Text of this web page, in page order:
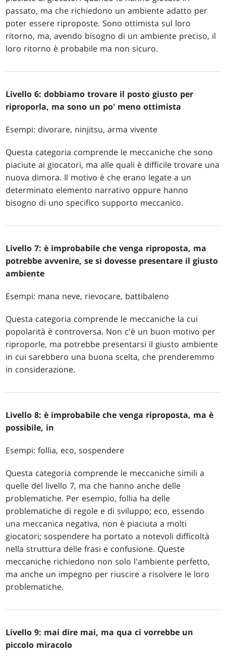
passato, ma che richiedono un ambiente adatto per
poter essere riproposte. Sono ottimista sul loro
ritorno, ma, avendo bisogno di un ambiente preciso, il
loro ritorno è probabile ma non sicuro.
Livello 6: dobbiamo trovare il posto giusto per
riproporla, ma sono un po' meno ottimista
Esempi: divorare, ninjitsu, arma vivente
Questa categoria comprende le meccaniche che sono
piaciute ai giocatori, ma alle quali è difficile trovare una
nuova dimora. Il motivo è che erano legate a un
determinato elemento narrativo oppure hanno
bisogno di uno specifico supporto meccanico.
Livello 7: è improbabile che venga riproposta, ma
potrebbe avvenire, se si dovesse presentare il giusto
ambiente
Esempi: mana neve, rievocare, battibaleno
Questa categoria comprende le meccaniche la cui
popolarità è controversa. Non c'è un buon motivo per
riproporle, ma potrebbe presentarsi il giusto ambiente
in cui sarebbero una buona scelta, che prenderemmo
in considerazione.
Livello 8: è improbabile che venga riproposta, ma è
possibile, in
Esempi: follia, eco, sospendere
Questa categoria comprende le meccaniche simili a
quelle del livello 7, ma che hanno anche delle
problematiche. Per esempio, follia ha delle
problematiche di regole e di sviluppo; eco, essendo
una meccanica negativa, non è piaciuta a molti
giocatori; sospendere ha portato a notevoli difficoltà
nella struttura delle frasi e confusione. Queste
meccaniche richiedono non solo l'ambiente perfetto,
ma anche un impegno per riuscire a risolvere le loro
problematiche.
Livello 9: mai dire mai, ma qua ci vorrebbe un
piccolo miracolo